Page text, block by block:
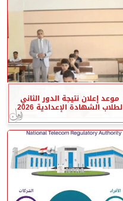
موعد إعلان نتيجة الدور الثاني
لطلاب الشهادة الإعدادية 2026